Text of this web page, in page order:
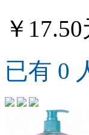
￥17.50
已有 0